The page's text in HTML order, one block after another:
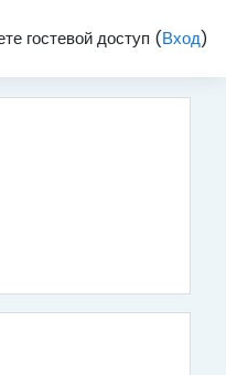
гостевой доступ (Вход)